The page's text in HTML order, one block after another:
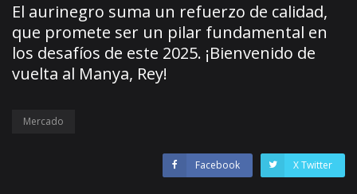
El aurinegro suma un refuerzo de calidad,
que promete ser un pilar fundamental en
los desafíos de este 2025. ¡Bienvenido de
vuelta al Manya, Rey!
Mercado
Facebook X Twitter